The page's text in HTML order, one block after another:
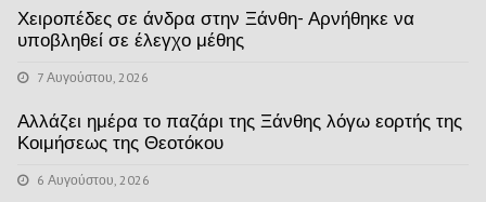
Χειροπέδες σε άνδρα στην Ξάνθη- Αρνήθηκε να
υποβληθεί σε έλεγχο μέθης
7 Αυγούστου, 2026
Αλλάζει ημέρα το παζάρι της Ξάνθης λόγω εορτής της
Κοιμήσεως της Θεοτόκου
6 Αυγούστου, 2026